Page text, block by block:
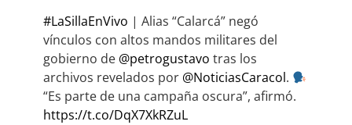
#LaSillaEnVivo | Alias “Calarcá” negó
vínculos con altos mandos militares del
gobierno de @petrogustavo tras los
archivos revelados por @NoticiasCaracol.
“Es parte de una campaña oscura”, afirmó.
https://t.co/DqX7XkRZuL